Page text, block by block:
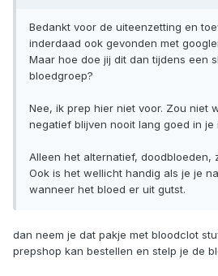
Bedankt voor de uiteenzetting en
inderdaad ook gevonden met
Maar hoe doe jij dit dan tijdens een
bloedgroep?
Nee, ik prep hier niet voor. Zou niet
negatief blijven nooit lang goed in je
Alleen het alternatief, doodbloeden,
Ook is het wellicht handig als je je
wanneer het bloed er uit gutst.
dan neem je dat pakje met bloodclot
prepshop kan bestellen en stelp je de